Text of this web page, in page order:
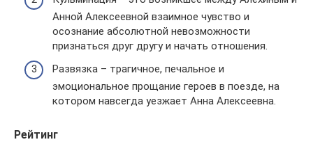
Анной Алексеевной взаимное чувство и
осознание абсолютной невозможности
признаться друг другу и начать отношения.
Развязка – трагичное, печальное и
эмоциональное прощание героев в поезде, на
котором навсегда уезжает Анна Алексеевна.
Рейтинг